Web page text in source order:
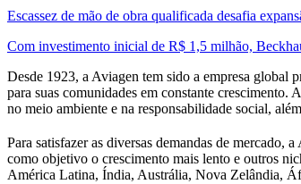
Escassez de mão de obra qualificada desafia
Com investimento inicial de R$ 1,5 milhão,
Desde 1923, a Aviagen tem sido a empresa global
para suas comunidades em constante crescimento.
no meio ambiente e na responsabilidade social,
Para satisfazer as diversas demandas de mercado,
como objetivo o crescimento mais lento e outros
América Latina, Índia, Austrália, Nova Zelândia,